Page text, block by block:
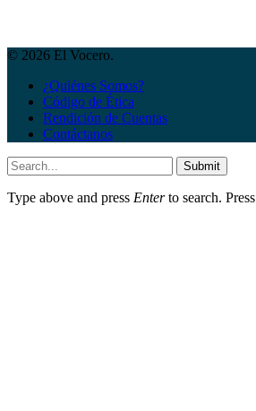
© 2026 El Vocero.
¿Quiénes Somos?
Código de Ética
Rendición de Cuentas
Contáctanos
Submit
Type above and press Enterto search. Press